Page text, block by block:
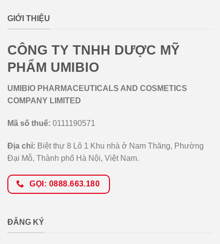
GIỚI THIỆU
CÔNG TY TNHH DƯỢC MỸ
PHẨM UMIBIO
UMIBIO PHARMACEUTICALS AND COSMETICS
COMPANY LIMITED
Mã số thuế: 0111190571
Địa chỉ: Biệt thự 8 Lô 1 Khu nhà ở Nam Thăng, Phường
Đại Mỗ, Thành phố Hà Nội, Việt Nam.
GỌI: 0888.663.180
ĐĂNG KÝ